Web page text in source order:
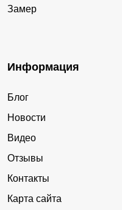
Замер
Информация
Блог
Новости
Видео
Отзывы
Контакты
Карта сайта